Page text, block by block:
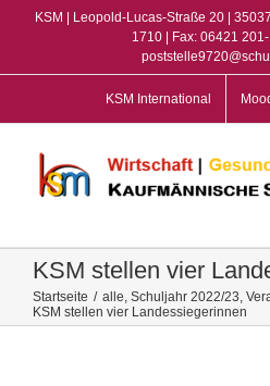
KSM | Leopold-Lucas-Straße 20 |
1710 | Fax: 06421
KSM International
KSM stellen vier
Startseite / alle, Schuljahr 2022/23,
KSM stellen vier Landessiegerinnen